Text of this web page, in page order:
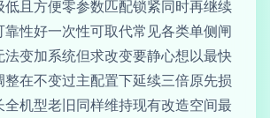
低且方便零参数匹配锁紧同时再继续
性好一次性可取代常见各类单侧闸
法变加系统但求改变要静心想以最快
在不变过主配置下延续三倍原先损
机型老旧同样维持现有改造空间最